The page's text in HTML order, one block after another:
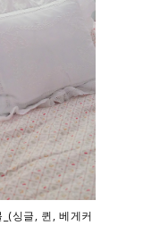
싱글, 퀸, 베게커